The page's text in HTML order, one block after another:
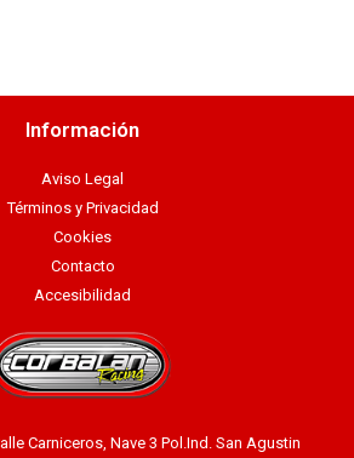
Información
Aviso Legal
Términos y Privacidad
Cookies
Contacto
Accesibilidad
Carniceros, Nave 3 Pol.Ind. San Agustin